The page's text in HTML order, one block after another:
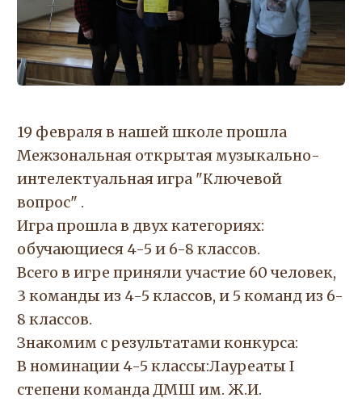
19 февраля в нашей школе прошла
Межзональная открытая музыкально-
интелектуальная игра "Ключевой
вопрос" .
Игра прошла в двух категориях:
обучающиеся 4-5 и 6-8 классов.
Всего в игре приняли участие 60 человек,
3 команды из 4-5 классов, и 5 команд из 6-
8 классов.
Знакомим с результатами конкурса:
В номинации 4-5 классы:Лауреаты I
степени команда ДМШ им. Ж.И.